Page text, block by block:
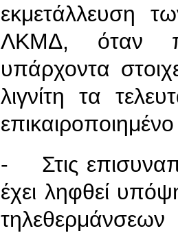
εκμετάλλευση
ΛΚΜΔ, όταν
υπάρχοντα
λιγνίτη τα
- Στις
έχει ληφθεί